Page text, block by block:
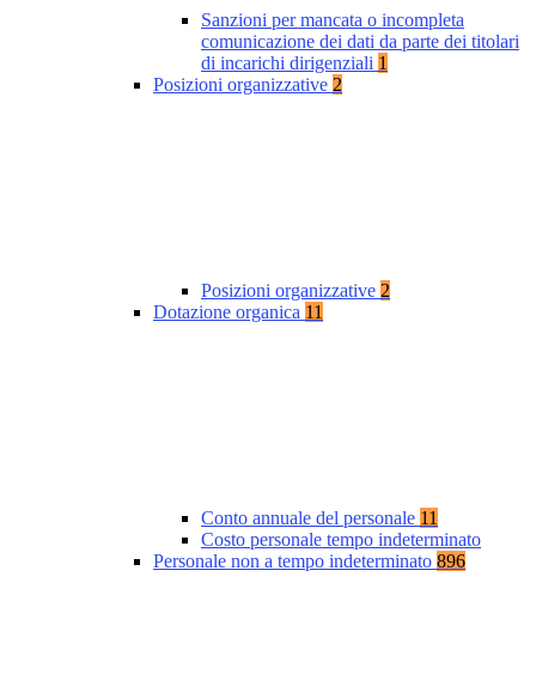
Sanzioni per mancata o incompleta
comunicazione dei dati da parte dei titolari
di incarichi dirigenziali 1
Posizioni organizzative 2
Posizioni organizzative 2
Dotazione organica 11
Conto annuale del personale 11
Costo personale tempo indeterminato
Personale non a tempo indeterminato 896